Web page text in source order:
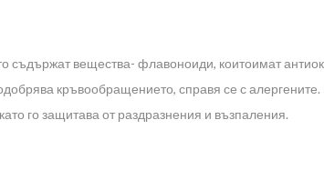
съдържат вещества- флавоноиди, коитоимат
кръвообращението, справя се с
го защитава от раздразнения и възпаления.